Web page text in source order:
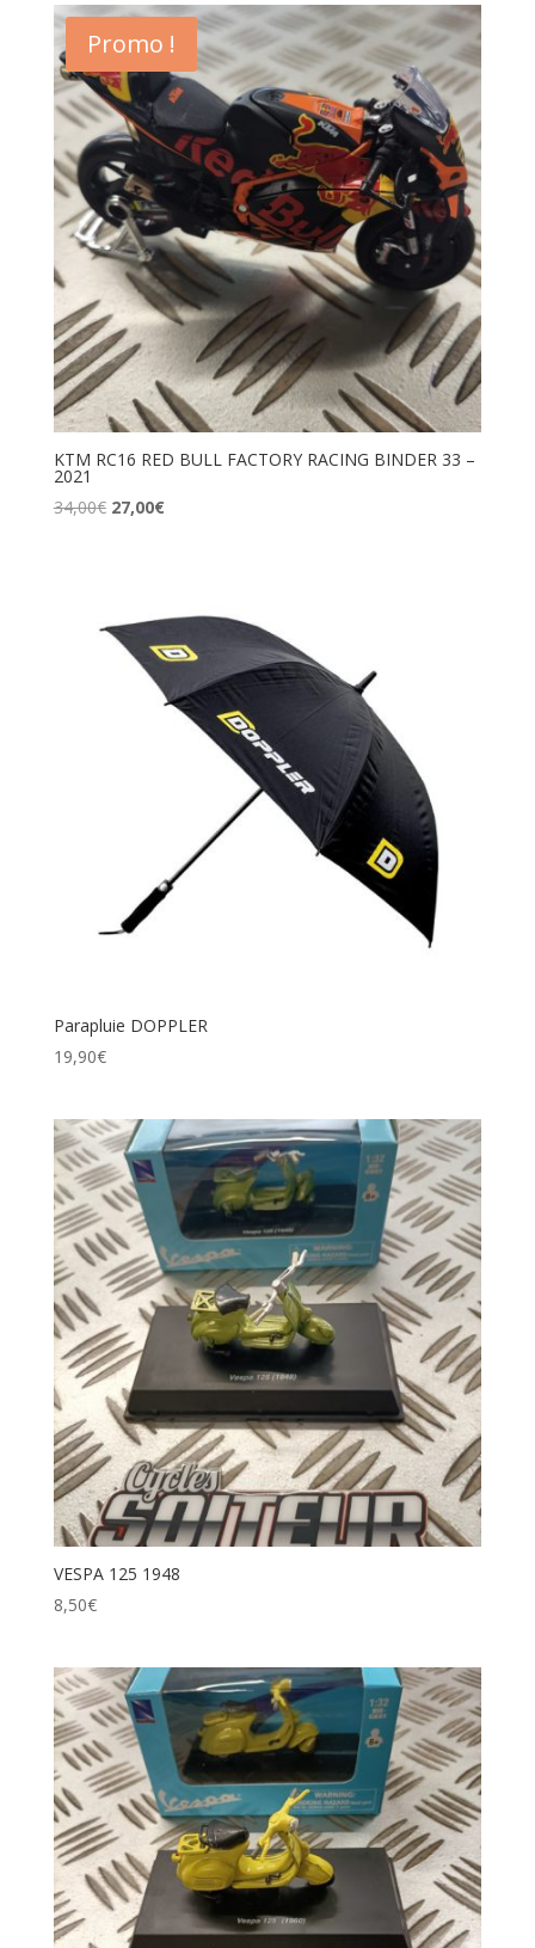
était :
34,00€.
est :
27,00€.
Promo !
KTM RC16 RED BULL FACTORY RACING BINDER 33 –
2021
34,00€ Le
34,00€.
27,00€Le
27,00€.
Parapluie DOPPLER
19,90€
VESPA 125 1948
8,50€